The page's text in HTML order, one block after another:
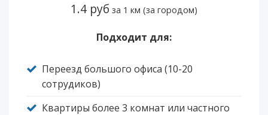
1.4 руб за 1 км (за городом)
Подходит для:
Переезд большого офиса (10-20
сотрудиков)
Квартиры более 3 комнат или частного